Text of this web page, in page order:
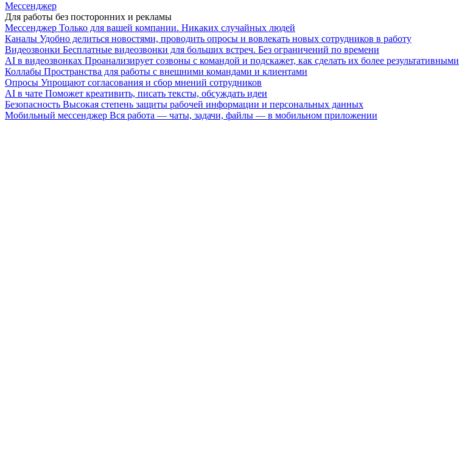
Мессенджер
Для работы без посторонних и рекламы
Мессенджер Только для вашей компании. Никаких случайных людей
Каналы Удобно делиться новостями, проводить опросы и вовлекать новых сотрудников в работу
Видеозвонки Бесплатные видеозвонки для больших встреч. Без ограничений по времени
AI в видеозвонках Проанализирует созвоны с командой и подскажет, как сделать их более результативными
Коллабы Пространства для работы с внешними командами и клиентами
Опросы Упрощают согласования и сбор мнений сотрудников
AI в чате Поможет креативить, писать тексты, обсуждать идеи
Безопасность Высокая степень защиты рабочей информации и персональных данных
Мобильный мессенджер Вся работа — чаты, задачи, файлы — в мобильном приложении